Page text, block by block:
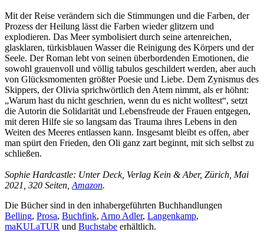
Mit der Reise verändern sich die Stimmungen und die Farben, der
Prozess der Heilung lässt die Farben wieder glitzern und
explodieren. Das Meer symbolisiert durch seine artenreichen,
glasklaren, türkisblauen Wasser die Reinigung des Körpers und der
Seele. Der Roman lebt von seinen überbordenden Emotionen, die
sowohl grauenvoll und völlig tabulos geschildert werden, aber auch
von Glücksmomenten größter Poesie und Liebe. Dem Zynismus des
Skippers, der Olivia sprichwörtlich den Atem nimmt, als er höhnt:
„Warum hast du nicht geschrien, wenn du es nicht wolltest“, setzt
die Autorin die Solidarität und Lebensfreude der Frauen entgegen,
mit deren Hilfe sie so langsam das Trauma ihres Lebens in den
Weiten des Meeres entlassen kann. Insgesamt bleibt es offen, aber
man spürt den Frieden, den Oli ganz zart beginnt, mit sich selbst zu
schließen.
Sophie Hardcastle: Unter Deck, Verlag Kein & Aber, Zürich, Mai
2021, 320 Seiten, Amazon.
Die Bücher sind in den inhabergeführten Buchhandlungen
Belling, Prosa, Buchfink, Arno Adler, Langenkamp,
maKULaTUR und Buchstabe erhältlich.